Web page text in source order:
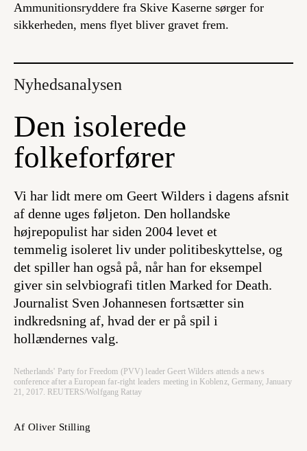
Ammunitionsryddere fra Skive Kaserne sørger for
sikkerheden, mens flyet bliver gravet frem.
Nyhedsanalysen
Den isolerede
folkeforfører
Vi har lidt mere om Geert Wilders i dagens afsnit
af denne uges føljeton. Den hollandske
højrepopulist har siden 2004 levet et
temmelig isoleret liv under politibeskyttelse, og
det spiller han også på, når han for eksempel
giver sin selvbiografi titlen Marked for Death.
Journalist Sven Johannesen fortsætter sin
indkredsning af, hvad der er på spil i
hollændernes valg.
Netherlands' Party for Freedom (PVV) leader Geert Wilders attends a news
conference after a European far-right leaders meeting in Koblenz, Germany, January
21, 2017. REUTERS/Wolfgang Rattay
Af Oliver Stilling